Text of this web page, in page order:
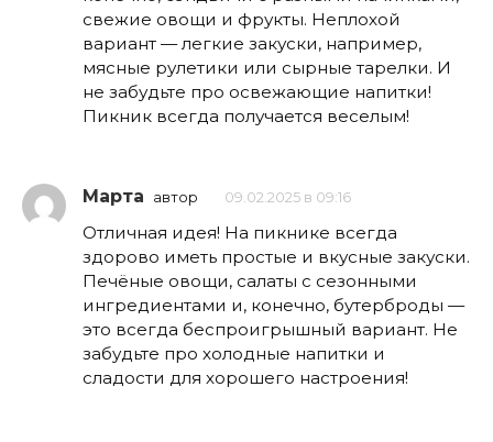
свежие овощи и фрукты. Неплохой
вариант — легкие закуски, например,
мясные рулетики или сырные тарелки. И
не забудьте про освежающие напитки!
Пикник всегда получается веселым!
Марта автор 09.02.2025 в 09:16
Отличная идея! На пикнике всегда
здорово иметь простые и вкусные закуски.
Печёные овощи, салаты с сезонными
ингредиентами и, конечно, бутерброды —
это всегда беспроигрышный вариант. Не
забудьте про холодные напитки и
сладости для хорошего настроения!